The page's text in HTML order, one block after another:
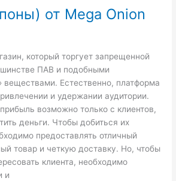
от Mega Onion
который торгует запрещенной
ПАВ и подобными
веществами. Естественно, платформа
и удержании аудитории.
возможно только с клиентов,
деньги. Чтобы добиться их
предоставлять отличный
товар и четкую доставку. Но, чтобы
клиента, необходимо
и